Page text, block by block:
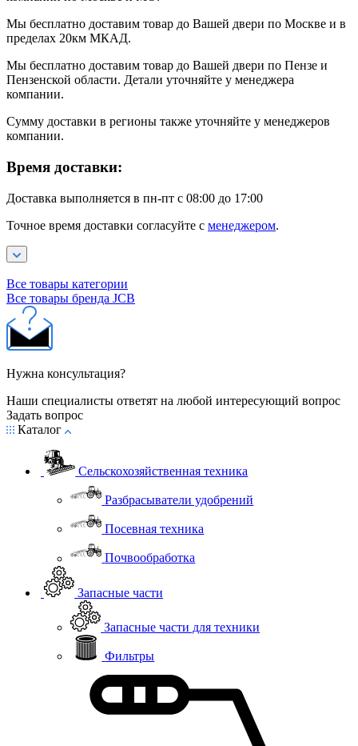
Мы бесплатно доставим товар до Вашей двери по Москве и в
пределах 20км МКАД.
Мы бесплатно доставим товар до Вашей двери по Пензе и
Пензенской области. Детали уточняйте у менеджера
компании.
Сумму доставки в регионы также уточняйте у менеджеров
компании.
Время доставки:
Доставка выполняется в пн-пт с 08:00 до 17:00
Точное время доставки согласуйте с менеджером.
Все товары категории
Все товары бренда JCB
Нужна консультация?
Наши специалисты ответят на любой интересующий вопрос
Задать вопрос
Каталог
Сельскохозяйственная техника
Разбрасыватели удобрений
Посевная техника
Почвообработка
Запасные части
Запасные части для техники
Фильтры